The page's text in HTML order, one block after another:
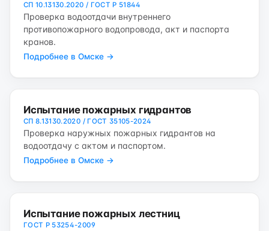
СП 10.13130.2020 / ГОСТ Р 51844
Проверка водоотдачи внутреннего
противопожарного водопровода, акт и паспорта
кранов.
Подробнее в Омске →
Испытание пожарных гидрантов
СП 8.13130.2020 / ГОСТ 35105-2024
Проверка наружных пожарных гидрантов на
водоотдачу с актом и паспортом.
Подробнее в Омске →
Испытание пожарных лестниц
ГОСТ Р 53254-2009